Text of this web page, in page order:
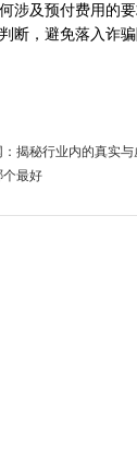
涉及预付费用的
断，避免落入诈骗
揭秘行业内的真实与
个最好